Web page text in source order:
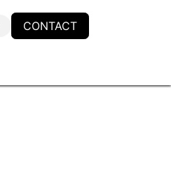
CONTACT